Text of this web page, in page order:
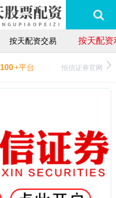
按天配资交易 按天配资
100+平台 恒信证券官网